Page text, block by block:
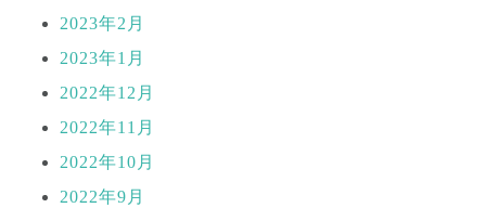
2023年2月
2023年1月
2022年12月
2022年11月
2022年10月
2022年9月